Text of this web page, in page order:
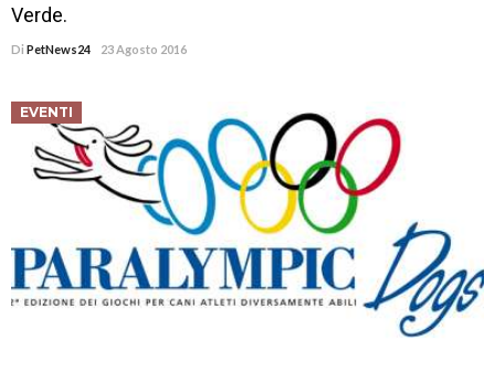
Verde.
Di PetNews24 23 Agosto 2016
EVENTI